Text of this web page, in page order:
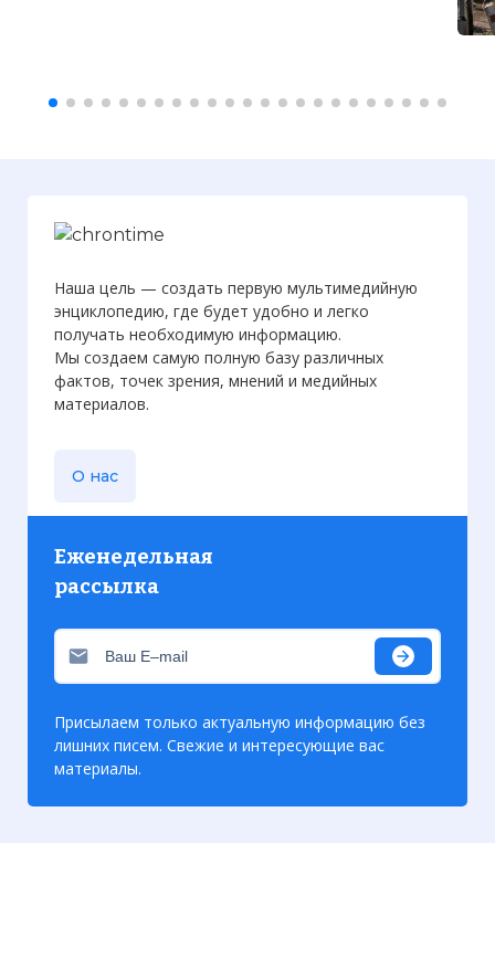
Наша цель — создать первую мультимедийную
энциклопедию, где будет удобно и легко
получать необходимую информацию.
Мы создаем самую полную базу различных
фактов, точек зрения, мнений и медийных
материалов.
О нас
Еженедельная
рассылка
Присылаем только актуальную информацию без
лишних писем. Свежие и интересующие вас
материалы.